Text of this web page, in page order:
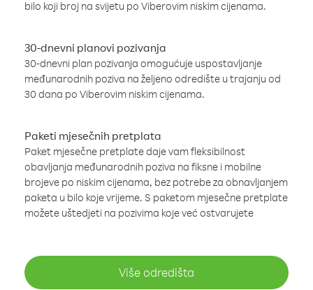
bilo koji broj na svijetu po Viberovim niskim cijenama.
30-dnevni planovi pozivanja
30-dnevni plan pozivanja omogućuje uspostavljanje
međunarodnih poziva na željeno odredište u trajanju od
30 dana po Viberovim niskim cijenama.
Paketi mjesečnih pretplata
Paket mjesečne pretplate daje vam fleksibilnost
obavljanja međunarodnih poziva na fiksne i mobilne
brojeve po niskim cijenama, bez potrebe za obnavljanjem
paketa u bilo koje vrijeme. S paketom mjesečne pretplate
možete uštedjeti na pozivima koje već ostvarujete
Više odredišta